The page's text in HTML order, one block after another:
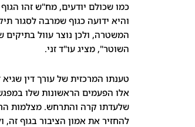
כמו שכולם יודעים, מח"ש זהו
והיא ידועה כגוף שמרבה לסגור
המשטרה, ולכן נוצר עוול
השוטר", מציג עו"ד זני.
טענתו המרכזית של עורך דין
אלו הפעמים הראשונות שלו
שלעדתו קרה והתרחש. מצלמות
להחזיר את אמון הציבור בגוף